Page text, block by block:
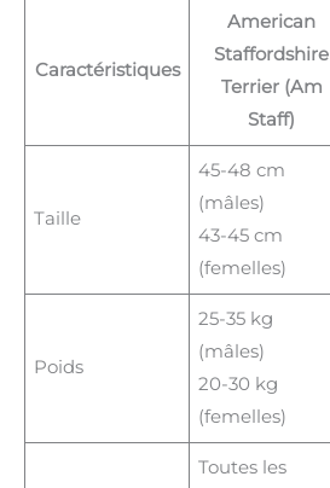
Caractéristiques
American
Staffordshire
Terrier (Am
Staff)
Taille
45-48 cm
(mâles)
43-45 cm
(femelles)
Poids
25-35 kg
(mâles)
20-30 kg
(femelles)
Toutes les